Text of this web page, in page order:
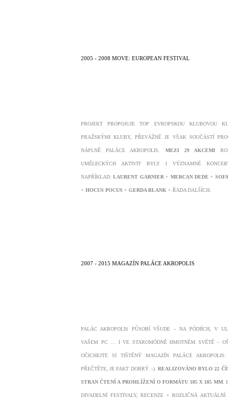
2005 - 2008 MOVE: EUROPEAN FESTIVAL
PROJEKT PROPOJUJE TOP EVROPSKOU KLUBOVOU
PRAŽSKÝMI KLUBY, PŘEVÁŽNĚ JE VŠAK SOUČÁSTÍ
NÁPLNĚ PALÁCE AKROPOLIS. MEZI 29 AKCEMI
UMĚLECKÝCH AKTIVIT BYLY I VÝZNAMNÉ
NAPŘÍKLAD:LAURENT GARNIER + MERCAN DEDE +
+ HOCUS POCUS + GERDA BLANK + ŘADA DALŠÍCH.
2007 - 2015 MAGAZÍN PALÁCE AKROPOLIS
PALÁC AKROPOLIS PŮSOBÍ VŠUDE – NA PÓDIÍCH, V
VAŠEM PC … I VE STAROMÓDNĚ HMOTNÉM SVĚTĚ –
OČICHEJTE SI TIŠTĚNÝ MAGAZÍN PALÁCE
PŘEČTĚTE, JE FAKT DOBRÝ :-). REALIZOVÁNO BYLO 22
STRAN ČTENÍ A PROHLÍŽENÍ O FORMÁTU 185 X 185 MM.
DIVADELNÍ FESTIVALY, RECENZE + ROZLIČNÁ AKTUÁLNÍ